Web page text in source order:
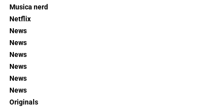
Musica nerd
Netflix
News
News
News
News
News
News
Originals